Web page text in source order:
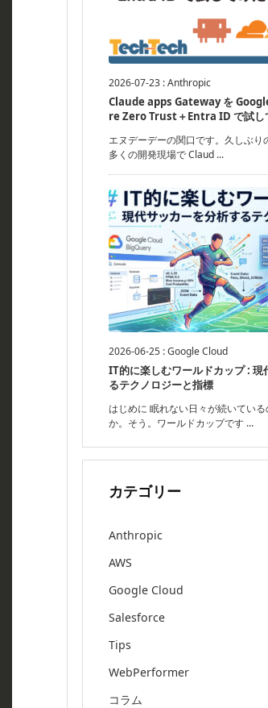
2026-07-23 :Anthropic
Claude apps Gateway を
re Zero Trust＋Entra ID で試し
エヌデーデーの関口です。久しぶり
多くの開発現場で Claud ...
2026-06-25 :Google Cloud
IT的に楽しむワールドカップ : 現
るテクノロジーと指標
はじめに 眠れない日々が続いてい
か。そう。ワールドカップです ...
カテゴリー
Anthropic
AWS
Google Cloud
Salesforce
Tips
WebPerformer
コラム